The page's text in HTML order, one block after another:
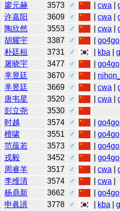
廖元赫 3573 ♂ |cwa |
许嘉阳 3609 ♂ |cwa |
陶欣然 3553 ♂ |cwa |
胡耀宇 3387 ♂ |go4go
朴廷桓 3731 ♂ kba |
屠晓宇 3477 ♂ |go4go
芈昱廷 3670 ♂
芈昱廷 3669 ♂ |cwa |
唐韦星 3520 ♂ |cwa |
彭立尧 3530
♂
时越 3574 ♂ |go4go
檀啸 3551 ♂ |go4go
范蕴若 3573 ♂ |go4go
戎毅 3452 ♂ |go4go
周睿羊 3517 ♂ |cwa |
李维清 3574 ♂ |cwa
杨鼎新 3662 ♂ |go4go
申眞諝 3778 ♂ kba |